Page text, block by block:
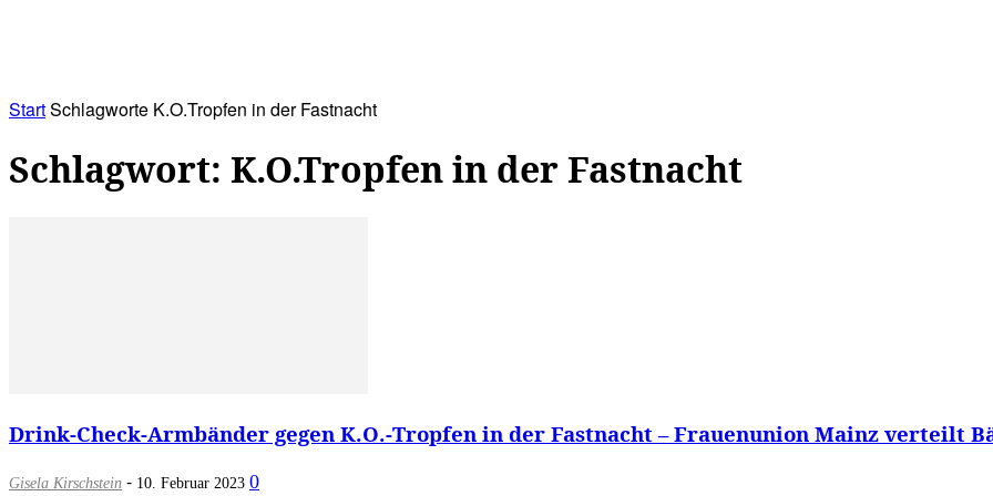
StartSchlagworte K.O.Tropfen in der Fastnacht
Schlagwort: K.O.Tropfen in der Fastnacht
Drink-Check-Armbänder gegen K.O.-Tropfen in der Fastnacht – Frauenunion Mainz verteilt
Gisela Kirschstein - 10. Februar 2023 0